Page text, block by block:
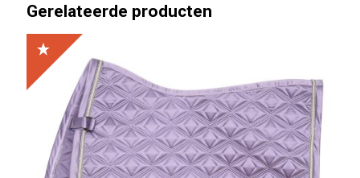
Gerelateerde producten